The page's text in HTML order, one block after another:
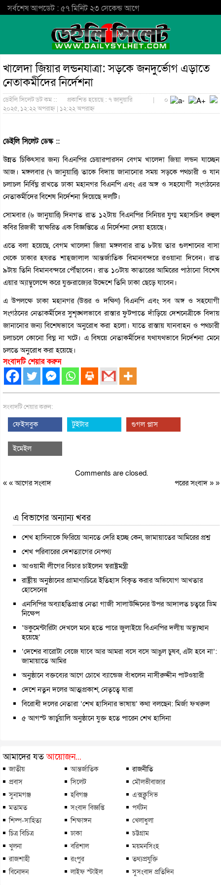
সর্বশেষ আপডেট : ৫৭ মিনিট ২৩ সেকেন্ড আগে
খালেদা জিয়ার লন্ডনযাত্রা: সড়কে জনদুর্ভোগ এড়াতে
নেতাকর্মীদের নির্দেশনা
ডেইলি সিলেট ডট কম ::
প্রকাশিত হয়েছে : ৭ জানুয়ারি
২০২৫, ১২:২২ অপরাহ্ন | ১২:২২ অপরাহ্ন
| ০
ডেইলি সিলেট ডেস্ক ::
উন্নত চিকিৎসার জন্য বিএনপির চেয়ারপারসন বেগম খালেদা জিয়া লন্ডন যাচ্ছেন
আজ। মঙ্গলবার (৭ জানুয়ারি) তাকে বিদায় জানানোর সময় সড়কে পথচারী ও যান
চলাচল নির্বিঘ্ন রাখতে ঢাকা মহানগর বিএনপি এবং এর অঙ্গ ও সহযোগী সংগঠনের
নেতাকর্মীদের বিশেষ নির্দেশনা দিয়েছে দলটি।
সোমবার (৬ জানুয়ারি) দিনগত রাত ১২টায় বিএনপির সিনিয়র যুগ্ম মহাসচিব রুহুল
কবির রিজভী স্বাক্ষরিত এক বিজ্ঞপ্তিতে এ নির্দেশনা দেয়া হয়েছে।
এতে বলা হয়েছে, বেগম খালেদা জিয়া মঙ্গলবার রাত ৮টায় তার গুলশানের বাসা
থেকে ঢাকার হযরত শাহ্‌জালাল আন্তর্জাতিক বিমানবন্দরে রওয়ানা দিবেন। রাত
৯টায় তিনি বিমানবন্দরে পৌঁছাবেন। রাত ১০টায় কাতারের আমিরের পাঠানো বিশেষ
এয়ার অ্যাম্বুলেন্সে করে যুক্তরাজ্যের উদ্দেশে তিনি ঢাকা ছেড়ে যাবেন।
এ উপলক্ষে ঢাকা মহানগর (উত্তর ও দক্ষিণ) বিএনপি এবং সব অঙ্গ ও সহযোগী
সংগঠনের নেতাকর্মীদের সুশৃঙ্খলভাবে রাস্তার ফুটপাতে দাঁড়িয়ে দেশনেত্রীকে বিদায়
জানানোর জন্য বিশেষভাবে অনুরোধ করা হলো। যাতে রাস্তায় যানবাহন ও পথচারী
চলাচলে কোনো বিঘ্ন না ঘটে। এ বিষয়ে নেতাকর্মীদের যথাযথভাবে নির্দেশনা মেনে
চলতে অনুরোধ করা হয়েছে।
সংবাদটি শেয়ার করুন
সংবাদটি শেয়ার করুন:
ফেইসবুক টুইটার গুগল প্লাস
ইমেইল
Comments are closed.
« «আগের সংবাদ পরের সংবাদ» »
এ বিভাগের অন্যান্য খবর
শেখ হাসিনাকে ফিরিয়ে আনতে দেরি হচ্ছে কেন, জামায়াতের আমিরের প্রশ্ন
শেখ পরিবারের দেশত্যাগের নেপথ্য
আওয়ামী লীগের বিচার চাইলেন স্বরাষ্ট্রমন্ত্রী
রাষ্ট্রীয় অনুষ্ঠানের প্রামাণ্যচিত্রে ইতিহাস বিকৃত করার অভিযোগ আখতার
হোসেনের
এনসিপির অব্যাহতিপ্রাপ্ত নেতা গাজী সালাউদ্দিনের উপর আদালত চত্বরে ডিম
নিক্ষেপ
‘ডকুমেন্টারিটা দেখলে মনে হতে পারে জুলাইয়ে বিএনপির দলীয় অভ্যুত্থান
হয়েছে’
‘দেশের বারোটা বেজে যাবে আর আমরা বসে বসে আঙুল চুষব, এটা হবে না’:
জামায়াতে আমির
অনুষ্ঠানে বক্তব্যের আগে চোখে ব্যান্ডেজ বাঁধলেন নাসীরুদ্দীন পাটওয়ারী
দেশে নতুন দলের আত্মপ্রকাশ, নেতৃত্বে যারা
বিরোধী দলের নেতারা ‘শেখ হাসিনার ভাষায়’ কথা বলছেন: মির্জা ফখরুল
৫ আগস্ট ভার্চুয়ালি অনুষ্ঠানে যুক্ত হতে পারেন শেখ হাসিনা
আমাদের যতআয়োজন...
জাতীয় আন্তর্জাতিক
রাজনীতি
প্রবাস
সিলেট
মৌলভীবাজার
সুনামগঞ্জ
হবিগঞ্জ
এক্সক্লুসিভ
মতামত
সংবাদ বিজ্ঞপ্তি
পর্যটন
শিল্প-সাহিত্য
শিক্ষাঙ্গন
খেলাধুলা
চিত্র বিচিত্র
ঢাকা
চট্টগ্রাম
খুলনা
বরিশাল
ময়মনসিংহ
রাজশাহী
রংপুর
তথ্যপ্রযুক্তি
বিনোদন
লাইফ স্টাইল সুসংবাদ প্রতিদিন